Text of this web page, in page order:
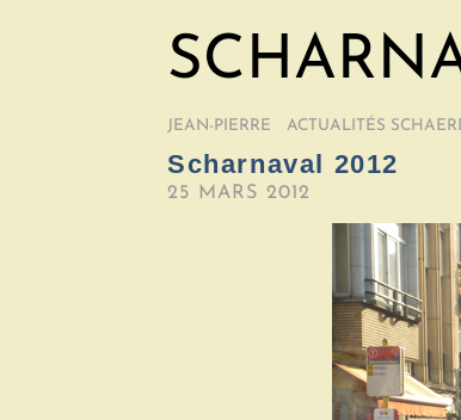
JEAN-PIERRE / ACTUALITÉS
Scharnaval 2012
25 MARS 2012